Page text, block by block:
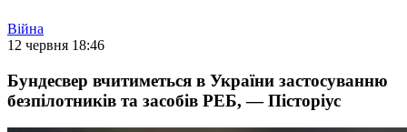
Війна
12 червня 18:46
Бундесвер вчитиметься в України застосуванню
безпілотників та засобів РЕБ, — Пісторіус